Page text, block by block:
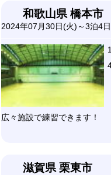
和歌山県 橋本市
2024年07月30日(火)～3泊4日
広々施設で練習できます！
滋賀県 栗東市